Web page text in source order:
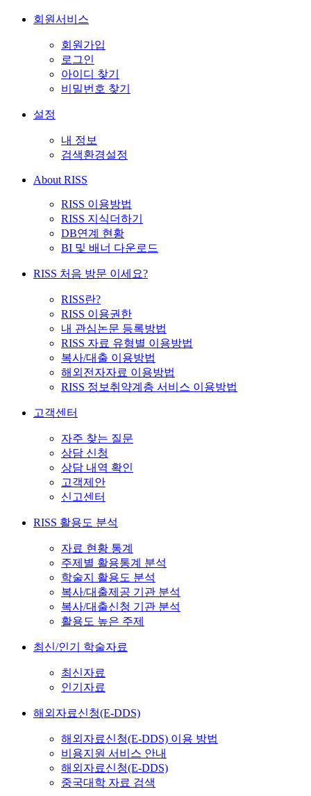
회원서비스
회원가입
로그인
아이디 찾기
비밀번호 찾기
설정
내 정보
검색환경설정
About RISS
RISS 이용방법
RISS 지식더하기
DB연계 현황
BI 및 배너 다운로드
RISS 처음 방문 이세요?
RISS란?
RISS 이용권한
내 관심논문 등록방법
RISS 자료 유형별 이용방법
복사/대출 이용방법
해외전자자료 이용방법
RISS 정보취약계층 서비스 이용방법
고객센터
자주 찾는 질문
상담 신청
상담 내역 확인
고객제안
신고센터
RISS 활용도 분석
자료 현황 통계
주제별 활용통계 분석
학술지 활용도 분석
복사/대출제공 기관 분석
복사/대출신청 기관 분석
활용도 높은 주제
최신/인기 학술자료
최신자료
인기자료
해외자료신청(E-DDS)
해외자료신청(E-DDS) 이용 방법
비용지원 서비스 안내
해외자료신청(E-DDS)
중국대학 자료 검색